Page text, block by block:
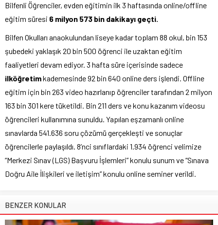
Bilfenli Öğrenciler, evden eğitimin ilk 3 haftasında online/offline
eğitim süresi 6 milyon 573 bin dakikayı geçti.
Bilfen Okulları anaokulundan liseye kadar toplam 88 okul, bin 153
şubedeki yaklaşık 20 bin 500 öğrenci ile uzaktan eğitim
faaliyetleri devam ediyor. 3 hafta süre içerisinde sadece
ilköğretimkademesinde 92 bin 640 online ders işlendi. Offline
eğitim için bin 263 video hazırlanıp öğrenciler tarafından 2 milyon
163 bin 301 kere tüketildi. Bin 211 ders ve konu kazanım videosu
öğrencileri kullanımına sunuldu. Yapılan eşzamanlı online
sınavlarda 541.636 soru çözümü gerçekleşti ve sonuçlar
öğrencilerle paylaşıldı. 8’nci sınıflardaki 1.934 öğrenci velimize
“Merkezi Sınav (LGS) Başvuru İşlemleri” konulu sunum ve “Sınava
Doğru Aile İlişkileri ve iletişim” konulu online seminer verildi.
BENZER KONULAR